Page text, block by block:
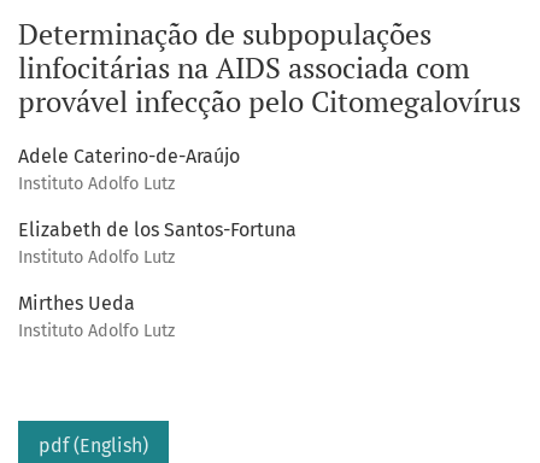
Determinação de subpopulações
linfocitárias na AIDS associada com
provável infecção pelo Citomegalovírus
Adele Caterino-de-Araújo
Instituto Adolfo Lutz
Elizabeth de los Santos-Fortuna
Instituto Adolfo Lutz
Mirthes Ueda
Instituto Adolfo Lutz
pdf (English)